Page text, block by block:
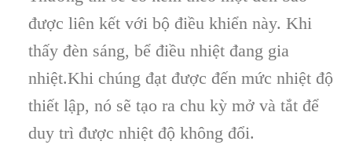
được liên kết với bộ điều khiển này. Khi
thấy đèn sáng, bể điều nhiệt đang gia
nhiệt.Khi chúng đạt được đến mức nhiệt độ
thiết lập, nó sẽ tạo ra chu kỳ mở và tắt để
duy trì được nhiệt độ không đổi.